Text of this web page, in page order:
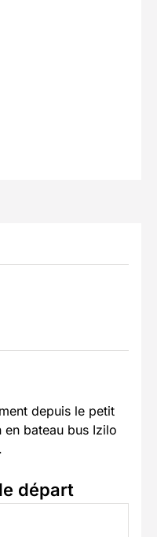
depuis le petit
bateau bus Izilo
départ